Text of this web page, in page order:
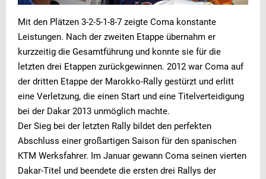
Mit den Plätzen 3-2-5-1-8-7 zeigte Coma konstante
Leistungen. Nach der zweiten Etappe übernahm er
kurzzeitig die Gesamtführung und konnte sie für die
letzten drei Etappen zurückgewinnen. 2012 war Coma auf
der dritten Etappe der Marokko-Rally gestürzt und erlitt
eine Verletzung, die einen Start und eine Titelverteidigung
bei der Dakar 2013 unmöglich machte.
Der Sieg bei der letzten Rally bildet den perfekten
Abschluss einer großartigen Saison für den spanischen
KTM Werksfahrer. Im Januar gewann Coma seinen vierten
Dakar-Titel und beendete die ersten drei Rallys der